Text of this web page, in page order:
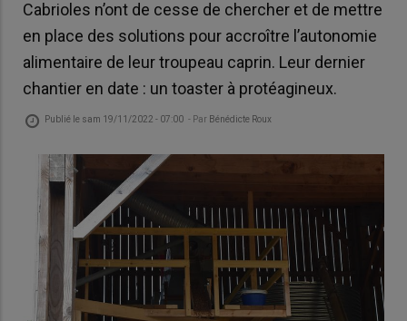
Cabrioles n’ont de cesse de chercher et de mettre
en place des solutions pour accroître l’autonomie
alimentaire de leur troupeau caprin. Leur dernier
chantier en date : un toaster à protéagineux.
Publié le sam 19/11/2022 - 07:00 - Par Bénédicte Roux